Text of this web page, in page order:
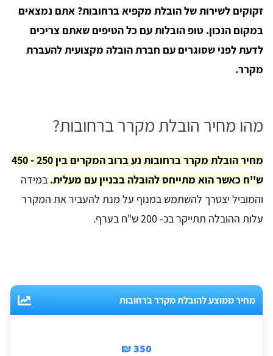
זקוקים לשירות של הובלת מקפיא ברחובות? אתם נמצאים
במקום הנכון. טופ הובלות עם כל הטיפים שאתם צריכים
לדעת לפני שסוגרים עם חברת הובלה מקצועית להעברת
מקרר.
מהו מחיר הובלת מקרר ברחובות?
מחיר הובלת מקרר ברחובות נע ברוב המקרים בין 250 - 450
ש''ח כאשר הוא מתייחס להובלה בבניין עם מעלית. במידה
והמוביל יצטרך להשתמש במנוף על מנת להעביר את המקרר
עלות ההובלה תתייקר בכ- 200 ש"ח בערף.
מחיר ממוצע להובלת מקרר ברחובות
350 ₪